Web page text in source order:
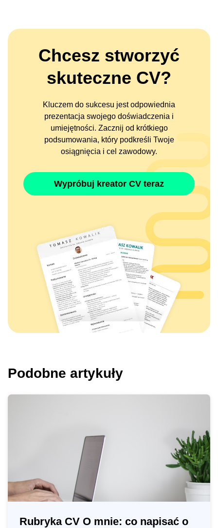
Chcesz stworzyć
skuteczne CV?
Kluczem do sukcesu jest odpowiednia
prezentacja swojego doświadczenia i
umiejętności. Zacznij od krótkiego
podsumowania, który podkreśli Twoje
osiągnięcia i cel zawodowy.
Wypróbuj kreator CV teraz
Podobne artykuły
Rubryka CV O mnie: co napisać o